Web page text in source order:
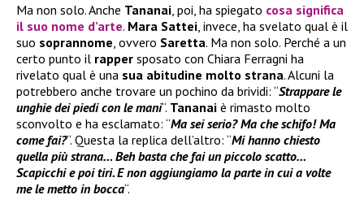
Ma non solo. Anche Tananai, poi, ha spiegato cosa significa
il suo nome d’arte. Mara Sattei, invece, ha svelato qual è il
suo soprannome, ovvero Saretta. Ma non solo. Perché a un
certo punto il rapper sposato con Chiara Ferragni ha
rivelato qual è una sua abitudine molto strana. Alcuni la
potrebbero anche trovare un pochino da brividi: “Strappare le
unghie dei piedi con le mani“. Tananai è rimasto molto
sconvolto e ha esclamato: “Ma sei serio? Ma che schifo! Ma
come fai?“. Questa la replica dell’altro: “Mi hanno chiesto
quella più strana… Beh basta che fai un piccolo scatto…
Scapicchi e poi tiri. E non aggiungiamo la parte in cui a volte
me le metto in bocca“.